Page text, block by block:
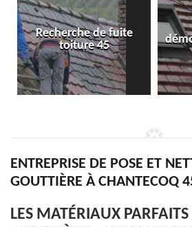
Entreprise
démoussage de toiture
45
ENTREPRISE DE POSE ET
GOUTTIÈRE À CHANTECOQ
LES MATÉRIAUX